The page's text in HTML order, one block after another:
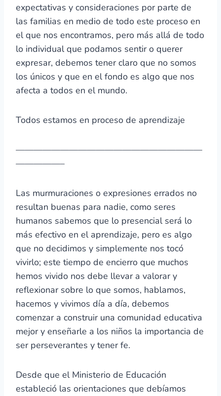
expectativas y consideraciones por parte de
las familias en medio de todo este proceso en
el que nos encontramos, pero más allá de todo
lo individual que podamos sentir o querer
expresar, debemos tener claro que no somos
los únicos y que en el fondo es algo que nos
afecta a todos en el mundo.
Todos estamos en proceso de aprendizaje
—————————————————————
—————–
Las murmuraciones o expresiones errados no
resultan buenas para nadie, como seres
humanos sabemos que lo presencial será lo
más efectivo en el aprendizaje, pero es algo
que no decidimos y simplemente nos tocó
vivirlo; este tiempo de encierro que muchos
hemos vivido nos debe llevar a valorar y
reflexionar sobre lo que somos, hablamos,
hacemos y vivimos día a día, debemos
comenzar a construir una comunidad educativa
mejor y enseñarle a los niños la importancia de
ser perseverantes y tener fe.
Desde que el Ministerio de Educación
estableció las orientaciones que debíamos